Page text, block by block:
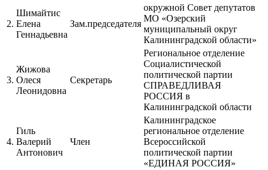
2.
Шимайтис
Елена
Геннадьевна
Зам.председателя
окружной Совет депутатов
МО «Озерский
муниципальный округ
Калининградской области»
3.
Жижова
Олеся
Леонидовна
Секретарь
Региональное отделение
Социалистической
политической партии
СПРАВЕДЛИВАЯ
РОССИЯ в
Калининградской области
4.
Гиль
Валерий
Антонович
Член
Калининградское
региональное отделение
Всероссийской
политической партии
«ЕДИНАЯ РОССИЯ»